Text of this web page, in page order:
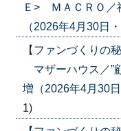
Ｅ> ＭＡＣＲＯ／
（2026年4月30日
【ファンづくりの
マザーハウス／”
増（2026年4月30
1)